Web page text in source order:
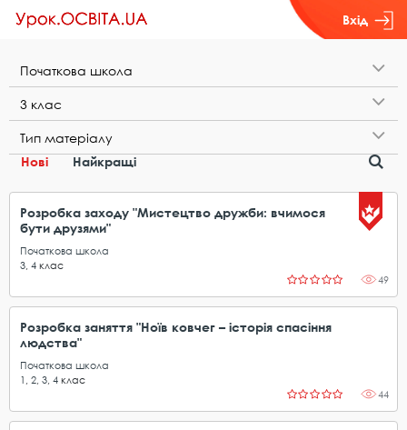
Вхід
П​о​ч​а​т​к​о​в​а​ ​ш​к​о​л​а
3​ ​к​л​а​с
Т​и​п​ ​м​а​т​е​р​і​а​л​у
Нові
Найкращі
Розробка заходу "Мистецтво дружби: вчимося
бути друзями"
Початкова школа
3 4 клас
49
Розробка заняття "Ноїв ковчег – історія спасіння
людства"
Початкова школа
1
2 3 4 клас
44